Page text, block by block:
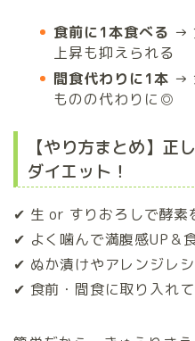
食前に1本食べる →
上昇も抑えられる
間食代わりに1本 →
ものの代わりに◎
【やり方まとめ】正
ダイエット！
✔ 生 or すりおろしで酵素
✔ よく噛んで満腹感UP＆
✔ ぬか漬けやアレンジレ
✔ 食前・間食に取り入れ